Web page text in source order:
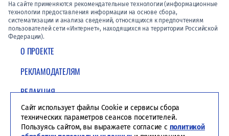
О ПРОЕКТЕ
РЕКЛАМОДАТЕЛЯМ
РЕДАКЦИЯ
ПОЛИТИКА КОНФИДЕНЦИАЛЬНОСТИ
На сайте применяются рекомендательные технологии (информационные
технологии предоставления информации на основе сбора,
систематизации и анализа сведений, относящихся к предпочтениям
пользователей сети «Интернет», находящихся на территории Российской
Федерации).
Сайт использует файлы Cookie и сервисы сбора
технических параметров сеансов посетителей.
Пользуясь сайтом, вы выражаете согласие с политикой